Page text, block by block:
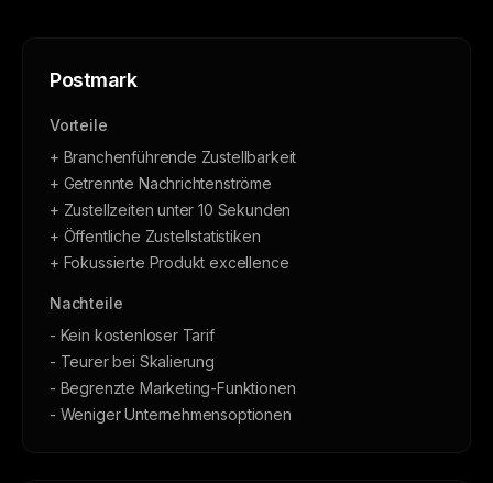
Postmark
Vorteile
+ Branchenführende Zustellbarkeit
+ Getrennte Nachrichtenströme
+ Zustellzeiten unter 10 Sekunden
+ Öffentliche Zustellstatistiken
+ Fokussierte Produkt excellence
Nachteile
- Kein kostenloser Tarif
- Teurer bei Skalierung
- Begrenzte Marketing-Funktionen
- Weniger Unternehmensoptionen